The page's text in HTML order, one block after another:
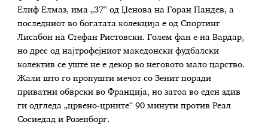
Елиф Елмаз, има „37“ од Џенова на Горан Пандев, а
последниот во богатата колекција е од Спортинг
Лисабон на Стефан Ристовски. Голем фан е на Вардар,
но дрес од најтрофејниот македонски фудбалски
колектив се уште не е декор во неговото мало царство.
Жали што го пропушти мечот со Зенит поради
приватни обврски во Франција, но затоа во еден здив
ги одгледа „црвено-црните“ 90 минути против Реал
Сосиедад и Розенборг.